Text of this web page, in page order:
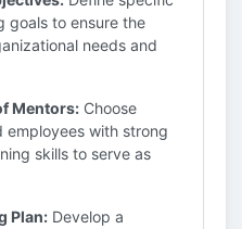
goals to ensure the
needs and
Mentors: Choose
employees with strong
skills to serve as
Plan: Develop a